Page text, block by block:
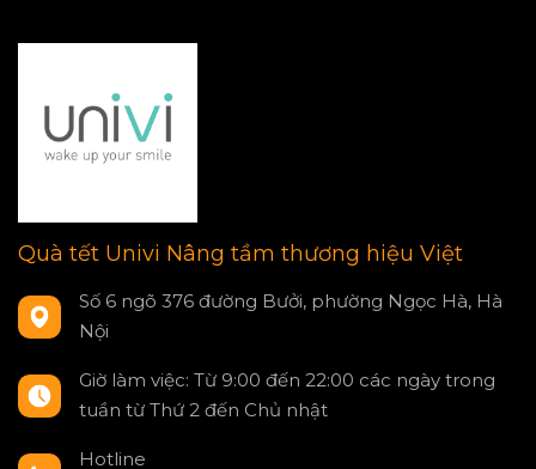
Quà tết Univi Nâng tầm thương hiệu Việt
Số 6 ngõ 376 đường Bưởi, phường Ngọc Hà, Hà
Nội
Giờ làm việc: Từ 9:00 đến 22:00 các ngày trong
tuần từ Thứ 2 đến Chủ nhật
Hotline